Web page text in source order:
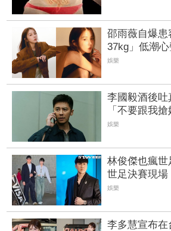
邵雨薇自爆
37kg」低潮
新聞網
娛樂
李國毅酒後
「不要跟我
男環抱成亮點
娛樂
林俊傑也瘋世
世足決賽現
人票價曝光
娛樂
李多慧宣布在